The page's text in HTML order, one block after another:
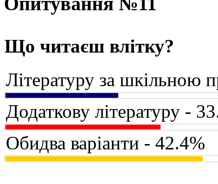
Що читаєш влітку?
Літературу за шкільною
Додаткову літературу -
Обидва варіанти - 42.4%